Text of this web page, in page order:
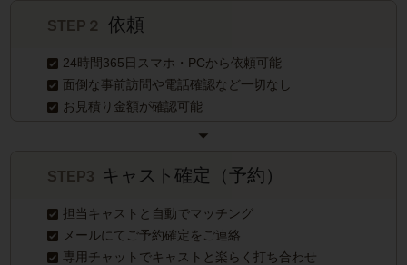
STEP２依頼
24時間365日スマホ・PCから依頼可能
面倒な事前訪問や電話確認など一切なし
お見積り金額が確認可能
STEP3 キャスト確定（予約）
担当キャストと自動でマッチング
メールにてご予約確定をご連絡
専用チャットでキャストと楽らく打ち合わせ